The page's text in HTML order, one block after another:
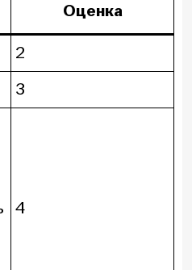
Оценка
2
3
4